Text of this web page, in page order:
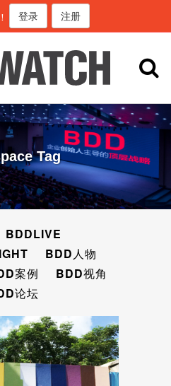
登录 注册
Tag
BDDLIVE
BDD人物
案例
BDD视角
论坛